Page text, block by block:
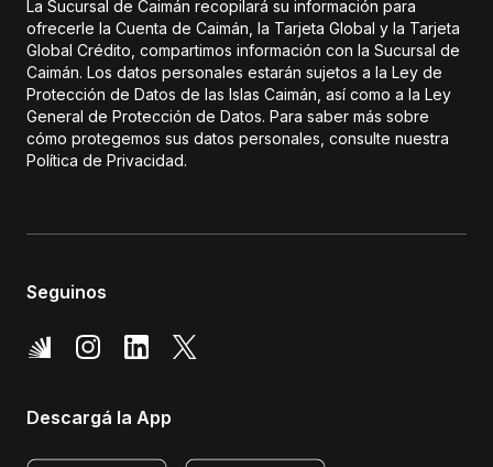
La Sucursal de Caimán recopilará su información para
ofrecerle la Cuenta de Caimán, la Tarjeta Global y la Tarjeta
Global Crédito, compartimos información con la Sucursal de
Caimán. Los datos personales estarán sujetos a la Ley de
Protección de Datos de las Islas Caimán, así como a la Ley
General de Protección de Datos. Para saber más sobre
cómo protegemos sus datos personales, consulte nuestra
Política de Privacidad.
Seguinos
Descargá la App